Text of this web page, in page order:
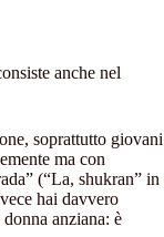
anche nel
soprattutto giovani
ma con
(“La, shukran” in
hai davvero
anziana: è